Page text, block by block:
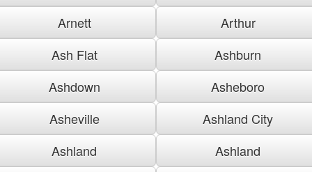
Arnett
Arthur
Ash Flat
Ashburn
Ashdown
Asheboro
Asheville
Ashland City
Ashland
Ashland